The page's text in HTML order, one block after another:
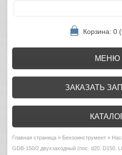
Корзина: 0
МЕНЮ
ЗАКАЗАТЬ
Главная страница » Бензоинструмент »
GDB-150/2 двухзаходный (пос. d20. D150.